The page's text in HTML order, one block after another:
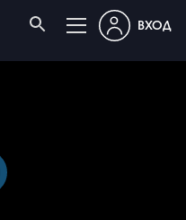
ВХОД